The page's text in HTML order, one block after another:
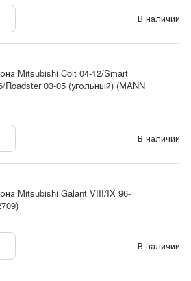
В наличии
Mitsubishi Colt 04-12/Smart
Roadster 03-05 (угольный) (MANN
В наличии
Mitsubishi Galant VIII/IX 96-
В наличии